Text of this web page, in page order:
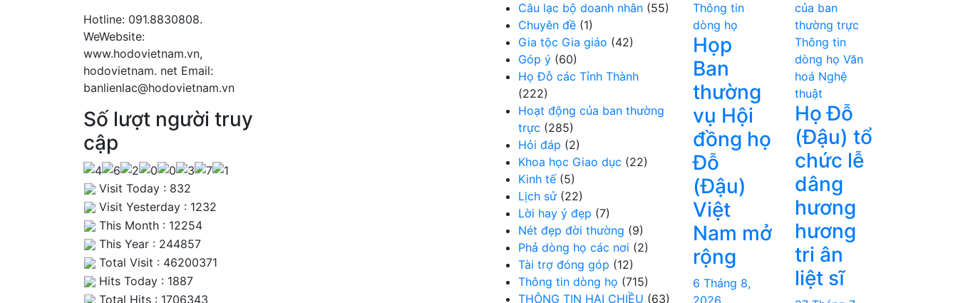
Hotline: 091.8830808.
WeWebsite:
www.hodovietnam.vn,
hodovietnam. net Email:
banlienlac@hodovietnam.vn
Số lượt người truy
cập
Visit Today : 832
Visit Yesterday : 1232
This Month : 12254
This Year : 244857
Total Visit : 46200371
Hits Today : 1887
Total Hits : 1706343
Câu lạc bộ doanh nhân (55)
Chuyên đề (1)
Gia tộc Gia giáo (42)
Góp ý (60)
Họ Đỗ các Tỉnh Thành
(222)
Hoạt động của ban thường
trực (285)
Hỏi đáp (2)
Khoa học Giao dục (22)
Kinh tế(5)
Lịch sử(22)
Lời hay ý đẹp (7)
Nét đẹp đời thường (9)
Phả dòng họ các nơi (2)
Tài trợ đóng góp (12)
Thông tin dòng họ (715)
THÔNG TIN HAI CHIỀU (63)
Thông tin
dòng họ
Họp
Ban
thường
vụ Hội
đồng họ
Đỗ
(Đậu)
Việt
Nam mở
rộng
6 Tháng 8,
2026
của ban
thường trực
Thông tin
dòng họ Văn
hoá Nghệ
thuật
Họ Đỗ
(Đậu) tổ
chức lễ
dâng
hương
hương
tri ân
liệt sĩ